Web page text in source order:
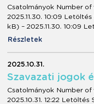
Csatolmányok Number of
2025.11.30. 10:09
kB) – 2025.11.30. 10:09
Részletek
2025.10.31.
Szavazati jogok
Csatolmányok Number of
2025.10.31. 12:22